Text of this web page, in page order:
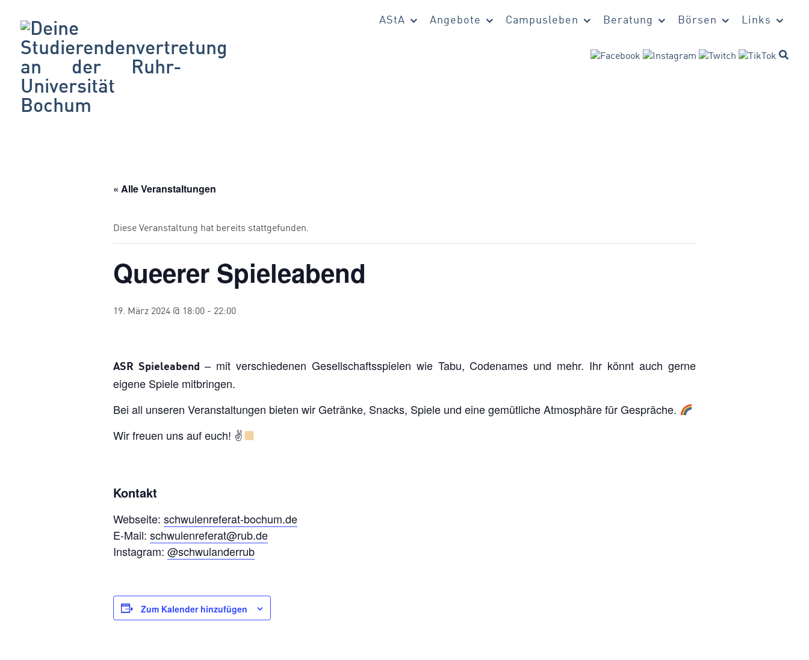
AStA Angebote Campusleben Beratung Börsen Links
« Alle Veranstaltungen
Diese Veranstaltung hat bereits stattgefunden.
Queerer Spieleabend
19. März 2024 @ 18:00 - 22:00
ASR Spieleabend– mit verschiedenen Gesellschaftsspielen wie Tabu, Codenames und mehr. Ihr könnt auch gerne
eigene Spiele mitbringen.
Bei all unseren Veranstaltungen bieten wir Getränke, Snacks, Spiele und eine gemütliche Atmosphäre für Gespräche.
Wir freuen uns auf euch! ✌
Kontakt
Webseite:schwulenreferat-bochum.de
E-Mail:schwulenreferat@rub.de
Instagram:@schwulanderrub
Zum Kalender hinzufügen